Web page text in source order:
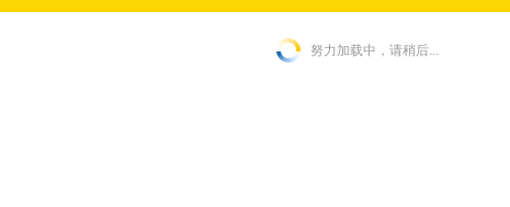
努力加载中，请稍后...